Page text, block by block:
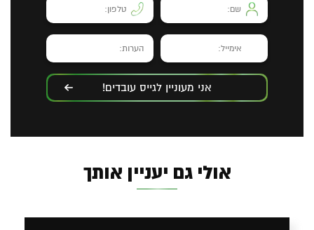
אני מעוניין לגייס עובדים!
אולי גם יעניין אותך